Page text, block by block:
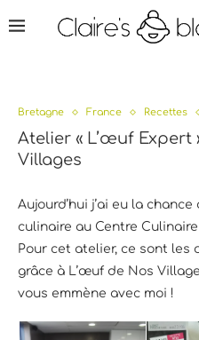
Bretagne France Recettes
Atelier « L’œuf Expert
Villages
Aujourd’hui j’ai eu la
culinaire au Centre
Pour cet atelier, ce sont les
grâce à L’œuf de Nos
vous emmène avec moi !